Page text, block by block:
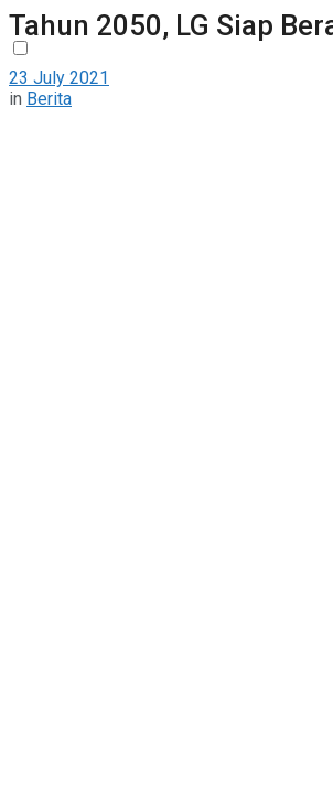
Tahun 2050, LG Siap
23 July 2021
in Berita